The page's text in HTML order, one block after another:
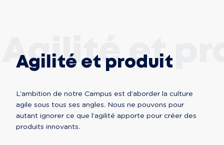
Agilité et
Agilité et produit
L’ambition de notre Campus est d’aborder la culture
agile sous tous ses angles. Nous ne pouvons pour
autant ignorer ce que l’agilité apporte pour créer des
produits innovants.